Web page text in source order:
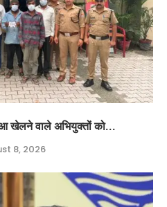
खेलने वाले अभियुक्तों को...
8, 2026